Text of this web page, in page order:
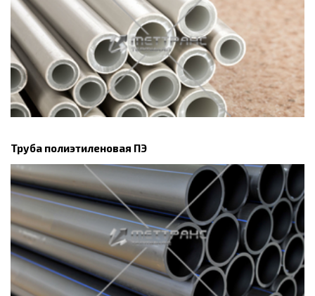
Труба полиэтиленовая ПЭ